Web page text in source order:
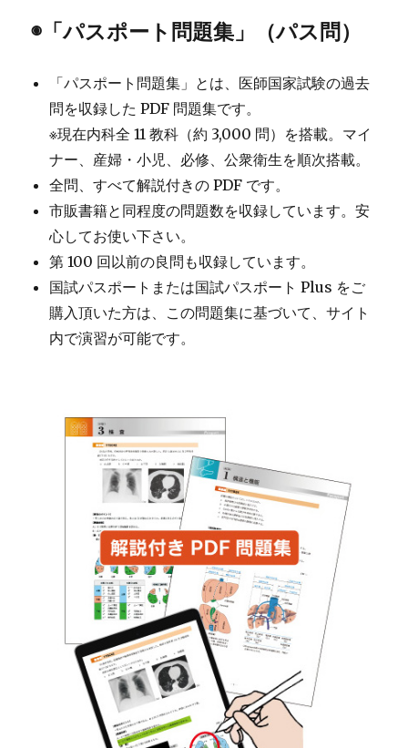
◉「パスポート問題集」（パス問）
「パスポート問題集」とは、医師国家試験の過去
問を収録した PDF 問題集です。
※現在内科全 11 教科（約 3,000 問）を搭載。マイ
ナー、産婦・小児、必修、公衆衛生を順次搭載。
全問、すべて解説付きの PDF です。
市販書籍と同程度の問題数を収録しています。安
心してお使い下さい。
第 100 回以前の良問も収録しています。
国試パスポートまたは国試パスポート Plus をご
購入頂いた方は、この問題集に基づいて、サイト
内で演習が可能です。